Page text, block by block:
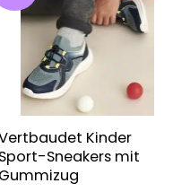
Kinder
Sport-Sneakers mit
Gummizug